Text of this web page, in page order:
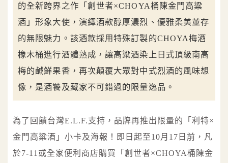
的全新跨界之作「創世者×CHOYA桶陳金門高粱
酒」形象大使，演繹酒款醇厚濃烈、優雅柔美並存
的無限魅力。該酒款採用特殊訂製的CHOYA梅酒
橡木桶進行酒體熟成，讓高粱酒染上日式頂級南高
梅的鹹鮮果香，再次顛覆大眾對中式烈酒的風味想
像，是酒饕及藏家不可錯過的限量逸品。
為了回饋台灣E.L.F.支持，品牌再推出限量的「利特×
金門高粱酒」小卡及海報！即日起至10月17日前，凡
於7-11或全家便利商店購買「創世者×CHOYA桶陳金